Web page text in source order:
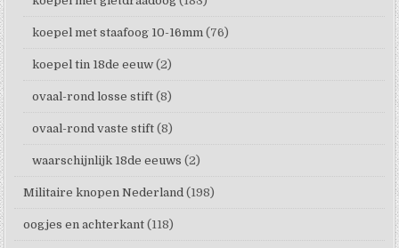
koepel met staafoog 10-16mm (76)
koepel tin 18de eeuw (2)
ovaal-rond losse stift (8)
ovaal-rond vaste stift (8)
waarschijnlijk 18de eeuws (2)
Militaire knopen Nederland (198)
oogjes en achterkant (118)